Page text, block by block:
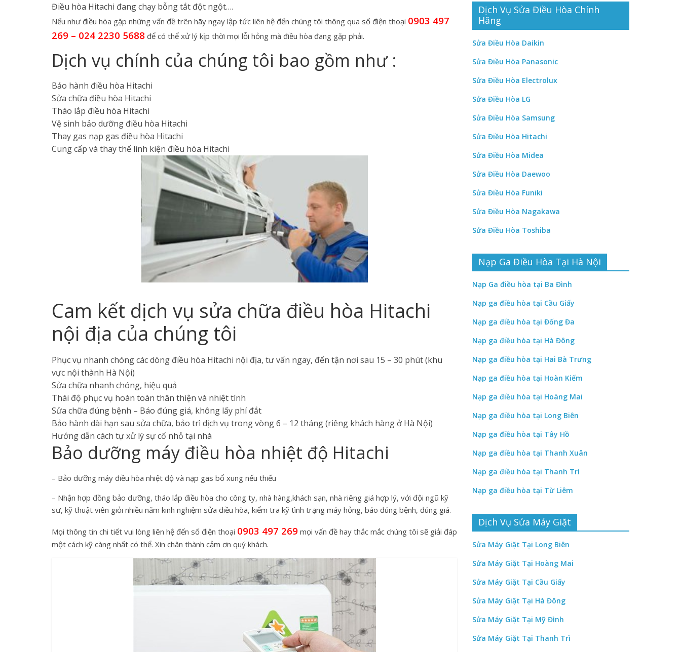
Điều hòa Hitachi đang chạy bỗng tắt đột ngột….
Nếu như điều hòa gặp những vấn đề trên hãy ngay lập tức liên hệ đến chúng tôi thông qua số điện thoại 0903 497
269 – 024 2230 5688 để có thể xử lý kịp thời mọi lỗi hỏng mà điều hòa đang gặp phải.
Dịch vụ chính của chúng tôi bao gồm như :
Bảo hành điều hòa Hitachi
Sửa chữa điều hòa Hitachi
Tháo lắp điều hòa Hitachi
Vệ sinh bảo dưỡng điều hòa Hitachi
Thay gas nạp gas điều hòa Hitachi
Cung cấp và thay thế linh kiện điều hòa Hitachi
Cam kết dịch vụ sửa chữa điều hòa Hitachi
nội địa của chúng tôi
Phục vụ nhanh chóng các dòng điều hòa Hitachi nội địa, tư vấn ngay, đến tận nơi sau 15 – 30 phút (khu
vực nội thành Hà Nội)
Sửa chữa nhanh chóng, hiệu quả
Thái độ phục vụ hoàn toàn thân thiện và nhiệt tình
Sửa chữa đúng bệnh – Báo đúng giá, không lấy phí đắt
Bảo hành dài hạn sau sửa chữa, bảo trì dịch vụ trong vòng 6 – 12 tháng (riêng khách hàng ở Hà Nội)
Hướng dẫn cách tự xử lý sự cố nhỏ tại nhà
Bảo dưỡng máy điều hòa nhiệt độ Hitachi
– Bảo dưỡng máy điều hòa nhiệt độ và nạp gas bổ xung nếu thiếu
– Nhận hợp đồng bảo dưỡng, tháo lắp điều hòa cho công ty, nhà hàng,khách sạn, nhà riêng giá hợp lý, với đội ngũ kỹ
sư, kỹ thuật viên giỏi nhiều năm kinh nghiệm sửa điều hòa, kiểm tra kỹ tình trạng máy hỏng, báo đúng bệnh, đúng giá.
Mọi thông tin chi tiết vui lòng liên hệ đến số điện thoại 0903 497 269 mọi vấn đề hay thắc mắc chúng tôi sẽ giải đáp
một cách kỹ càng nhất có thể. Xin chân thành cảm ơn quý khách.
Dịch Vụ Sửa Điều Hòa Chính
Hãng
Sửa Điều Hòa Daikin
Sửa Điều Hòa Panasonic
Sửa Điều Hòa Electrolux
Sửa Điều Hòa LG
Sửa Điều Hòa Samsung
Sửa Điều Hòa Hitachi
Sửa Điều Hòa Midea
Sửa Điều Hòa Daewoo
Sửa Điều Hòa Funiki
Sửa Điều Hòa Nagakawa
Sửa Điều Hòa Toshiba
Nạp Ga Điều Hòa Tại Hà Nội
Nạp Ga điều hòa tại Ba Đình
Nạp ga điều hòa tại Cầu Giấy
Nạp ga điều hòa tại Đống Đa
Nạp ga điều hòa tại Hà Đông
Nạp ga điều hòa tại Hai Bà Trưng
Nạp ga điều hòa tại Hoàn Kiếm
Nạp ga điều hòa tại Hoàng Mai
Nạp ga điều hòa tại Long Biên
Nạp ga điều hòa tại Tây Hồ
Nạp ga điều hòa tại Thanh Xuân
Nạp ga điều hòa tại Thanh Trì
Nạp ga điều hòa tại Từ Liêm
Dịch Vụ Sửa Máy Giặt
Sửa Máy Giặt Tại Long Biên
Sửa Máy Giặt Tại Hoàng Mai
Sửa Máy Giặt Tại Cầu Giấy
Sửa Máy Giặt Tại Hà Đông
Sửa Máy Giặt Tại Mỹ Đình
Sửa Máy Giặt Tại Thanh Trì